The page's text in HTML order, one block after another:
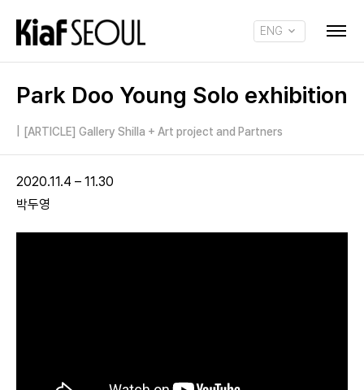
ENG
Park Doo Young Solo exhibition
[ARTICLE] Gallery Shilla + Art project and Partners
2020.11.4 – 11.30
박두영